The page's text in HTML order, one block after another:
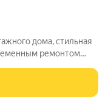
дома, стильная
ремонтом